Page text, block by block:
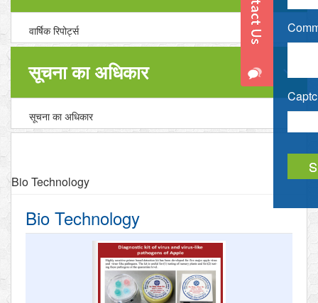
वार्षिक रिपोर्ट्स
सूचना का अधिकार
सूचना का अधिकार
Bio Technology
Bio Technology